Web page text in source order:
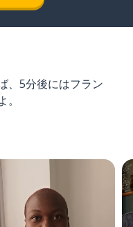
、5分後にはフラン